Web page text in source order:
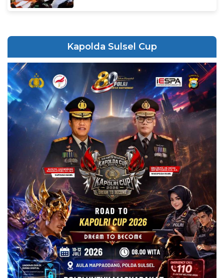
Kapolda Sulsel Cup